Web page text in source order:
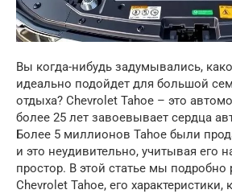
Вы когда-нибудь задумывались,
идеально подойдет для большой
отдыха? Chevrolet Tahoe – это
более 25 лет завоевывает сердца
Более 5 миллионов Tahoe были
и это неудивительно, учитывая его
простор. В этой статье мы подробно
Chevrolet Tahoe, его